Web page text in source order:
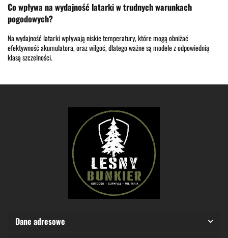
Co wpływa na wydajność latarki w trudnych warunkach
pogodowych?
Na wydajność latarki wpływają niskie temperatury, które mogą obniżać
efektywność akumulatora, oraz wilgoć, dlatego ważne są modele z odpowiednią
klasą szczelności.
Dane adresowe